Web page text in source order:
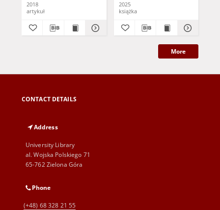
2018
artykuł
2025
książka
More
CONTACT DETAILS
Address
University Library
al. Wojska Polskiego 71
65-762 Zielona Góra
Phone
(+48) 68 328 21 55